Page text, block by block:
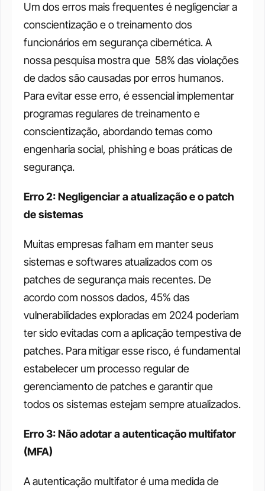
Um dos erros mais frequentes é negligenciar a
conscientização e o treinamento dos
funcionários em segurança cibernética. A
nossa pesquisa mostra que  58% das violações
de dados são causadas por erros humanos.
Para evitar esse erro, é essencial implementar
programas regulares de treinamento e
conscientização, abordando temas como
engenharia social, phishing e boas práticas de
segurança.
Erro 2: Negligenciar a atualização e o patch
de sistemas
Muitas empresas falham em manter seus
sistemas e softwares atualizados com os
patches de segurança mais recentes. De
acordo com nossos dados, 45% das
vulnerabilidades exploradas em 2024 poderiam
ter sido evitadas com a aplicação tempestiva de
patches. Para mitigar esse risco, é fundamental
estabelecer um processo regular de
gerenciamento de patches e garantir que
Erro 3: Não adotar a autenticação multifator
(MFA)
A autenticação multifator é uma medida de